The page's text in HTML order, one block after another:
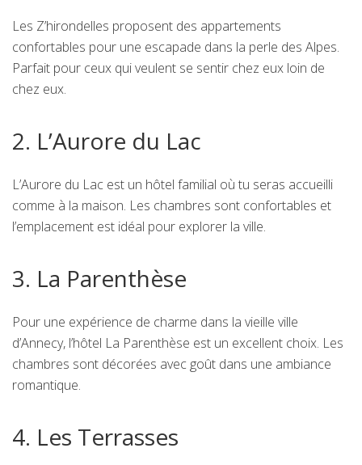
Les Z’hirondelles proposent des appartements
confortables pour une escapade dans la perle des Alpes.
Parfait pour ceux qui veulent se sentir chez eux loin de
chez eux.
2. L’Aurore du Lac
L’Aurore du Lac est un hôtel familial où tu seras accueilli
comme à la maison. Les chambres sont confortables et
l’emplacement est idéal pour explorer la ville.
3. La Parenthèse
Pour une expérience de charme dans la vieille ville
d’Annecy, l’hôtel La Parenthèse est un excellent choix. Les
chambres sont décorées avec goût dans une ambiance
romantique.
4. Les Terrasses